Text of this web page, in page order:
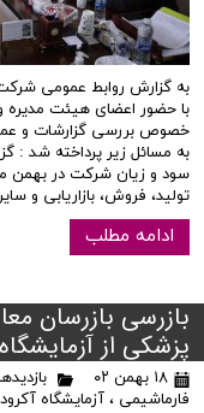
به گزارش روابط عمومی
با حضور اعضای هیئت مدیره
خصوص بررسی گزارشات و
به مسائل زیر پرداخته شد :
سود و زیان شرکت در بهمن
تولید، فروش، بازاریابی و
ادامه مطلب
بازرسی بازرسان
پزشکی از
۱۸ بهمن ۰۲
فارماشیمی ، آزمایشگاه